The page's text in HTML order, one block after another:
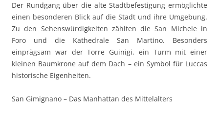
Der Rundgang über die alte Stadtbefestigung ermöglichte
einen besonderen Blick auf die Stadt und ihre Umgebung.
Zu den Sehenswürdigkeiten zählten die San Michele in
Foro und die Kathedrale San Martino. Besonders
einprägsam war der Torre Guinigi, ein Turm mit einer
kleinen Baumkrone auf dem Dach – ein Symbol für Luccas
historische Eigenheiten.
San Gimignano – Das Manhattan des Mittelalters